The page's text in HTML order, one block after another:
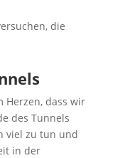
die
Herzen, dass wir
des Tunnels
viel zu tun und
in der